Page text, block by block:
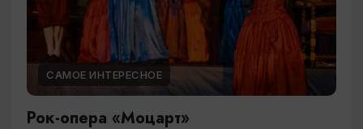
САМОЕ ИНТЕРЕСНОЕ
Рок-опера «Моцарт»